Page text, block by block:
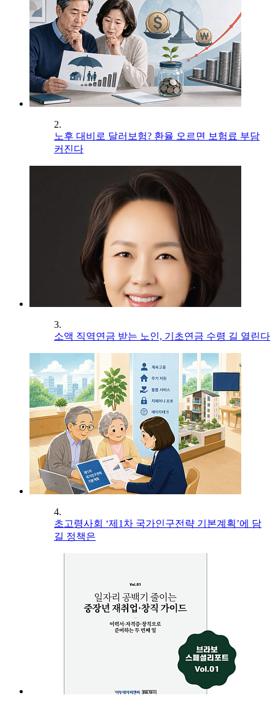
2.
노후 대비로 달러보험? 환율 오르면 보험료 부담
커진다
3.
소액 직역연금 받는 노인, 기초연금 수령 길 열린다
4.
초고령사회 ‘제1차 국가인구전략 기본계획’에 담
길 정책은